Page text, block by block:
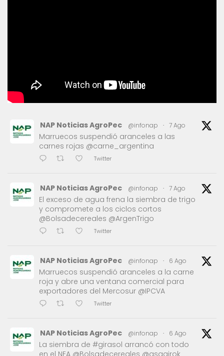
NAP Noticias AgroPec @infonap · 7 Ago
Marruecos suspendió aranceles a las
carnes rojas @carne_argentina
Twitter
NAP Noticias AgroPec @infonap · 7 Ago
El exceso de agua frena la siembra de trigo
y compromete a los ciclos cortos
@Bolsadecereales @ArgenTrigo
Twitter
NAP Noticias AgroPec @infonap · 6 Ago
Marruecos suspendió aranceles a la carne
roja y abre una ventana comercial para
exportadores del Mercosur @IPCVA
Twitter
NAP Noticias AgroPec @infonap · 6 Ago
La siembra de #girasol arrancó con todo